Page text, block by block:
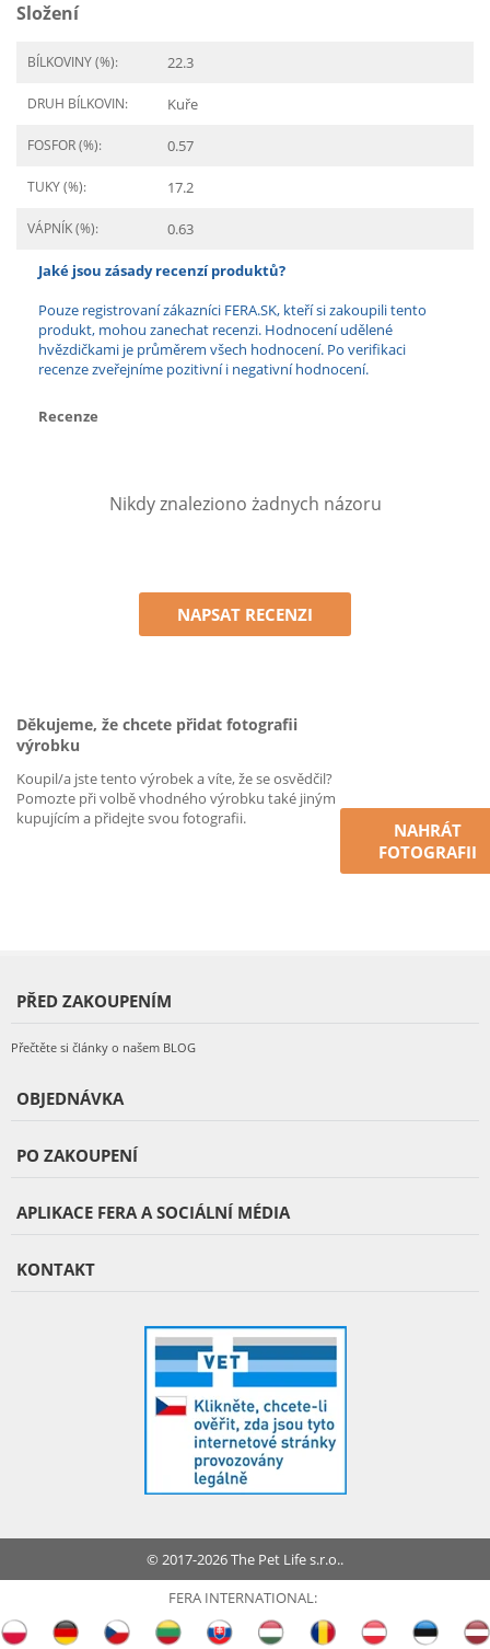
Složení
BÍLKOVINY (%): 22.3
DRUH BÍLKOVIN: Kuře
FOSFOR (%): 0.57
TUKY (%): 17.2
VÁPNÍK (%): 0.63
Jaké jsou zásady recenzí produktů?
Pouze registrovaní zákazníci FERA.SK, kteří si zakoupili tento
produkt, mohou zanechat recenzi. Hodnocení udělené
hvězdičkami je průměrem všech hodnocení. Po verifikaci
recenze zveřejníme pozitivní i negativní hodnocení.
Recenze
Nikdy znaleziono żadnych názoru
NAPSAT RECENZI
Děkujeme, že chcete přidat fotografii
výrobku
Koupil/a jste tento výrobek a víte, že se osvědčil?
Pomozte při volbě vhodného výrobku také jiným
kupujícím a přidejte svou fotografii.
NAHRÁT
FOTOGRAFII
PŘED ZAKOUPENÍM
Přečtěte si články o našem BLOG
OBJEDNÁVKA
PO ZAKOUPENÍ
APLIKACE FERA A SOCIÁLNÍ MÉDIA
KONTAKT
© 2017-2026 The Pet Life s.r.o..
FERA INTERNATIONAL: